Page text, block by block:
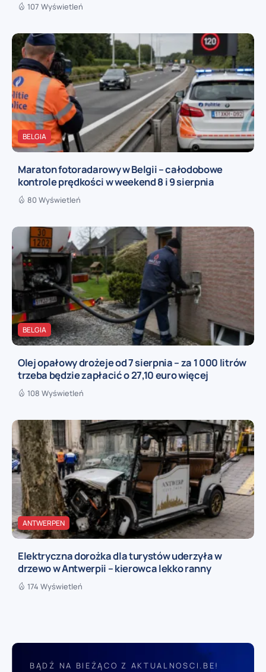
107 Wyświetleń
BELGIA
Maraton fotoradarowy w Belgii – całodobowe
kontrole prędkości w weekend 8 i 9 sierpnia
80 Wyświetleń
BELGIA
Olej opałowy drożeje od 7 sierpnia – za 1 000 litrów
trzeba będzie zapłacić o 27,10 euro więcej
108 Wyświetleń
ANTWERPEN
Elektryczna dorożka dla turystów uderzyła w
drzewo w Antwerpii – kierowca lekko ranny
174 Wyświetleń
BĄDŹ NA BIEŻĄCO Z AKTUALNOSCI.BE!